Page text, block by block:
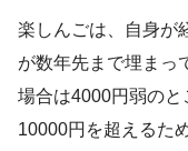
楽しんごは、自身が
が数年先まで埋まっ
場合は4000円弱のと
10000円を超えるた